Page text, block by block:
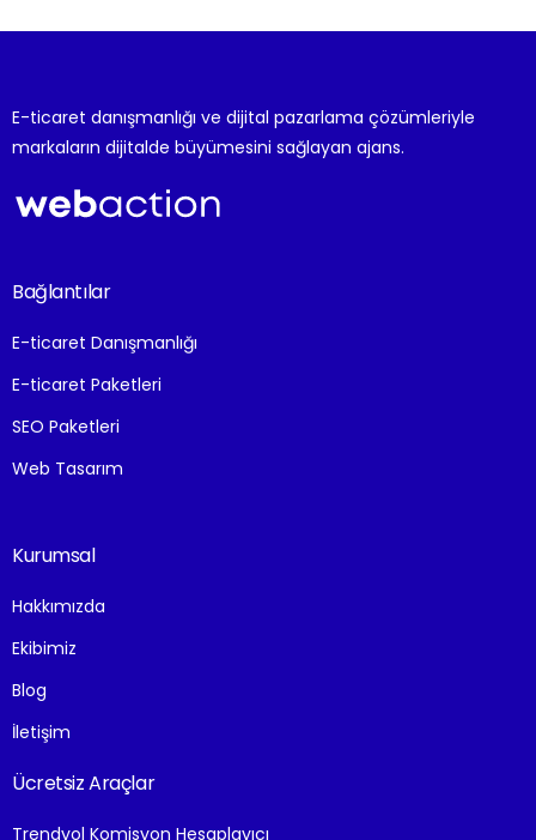
E-ticaret danışmanlığı ve dijital pazarlama çözümleriyle
markaların dijitalde büyümesini sağlayan ajans.
Bağlantılar
E-ticaret Danışmanlığı
E-ticaret Paketleri
SEO Paketleri
Web Tasarım
Kurumsal
Hakkımızda
Ekibimiz
Blog
İletişim
Ücretsiz Araçlar
Trendyol Komisyon Hesaplayıcı